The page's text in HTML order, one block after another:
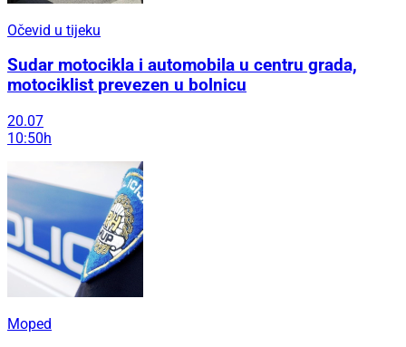
Očevid u tijeku
Sudar motocikla i automobila u centru grada,
motociklist prevezen u bolnicu
20.07
10:50h
Moped